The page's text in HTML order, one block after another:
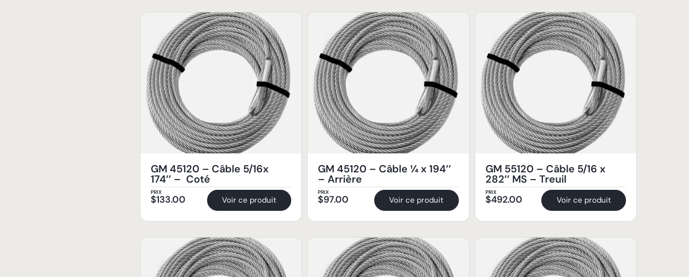
GM 45120 – Câble 5/16x
174’’ – Coté
PRIX
$133.00 Voir ce produit
GM 45120 – Câble ¼ x 194’’
– Arrière
PRIX
$97.00 Voir ce produit
GM 55120 – Câble 5/16 x
282’’ MS – Treuil
PRIX
$492.00 Voir ce produit